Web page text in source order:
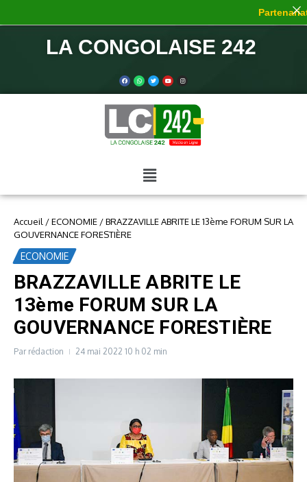
LA CONGOLAISE 242
Accueil /ECONOMIE /BRAZZAVILLE ABRITE LE 13ème FORUM SUR LA
GOUVERNANCE FORESTIÈRE
ECONOMIE
BRAZZAVILLE ABRITE LE
13ème FORUM SUR LA
GOUVERNANCE FORESTIÈRE
Par rédaction 24 mai 2022 10 h 02 min
Partenariat